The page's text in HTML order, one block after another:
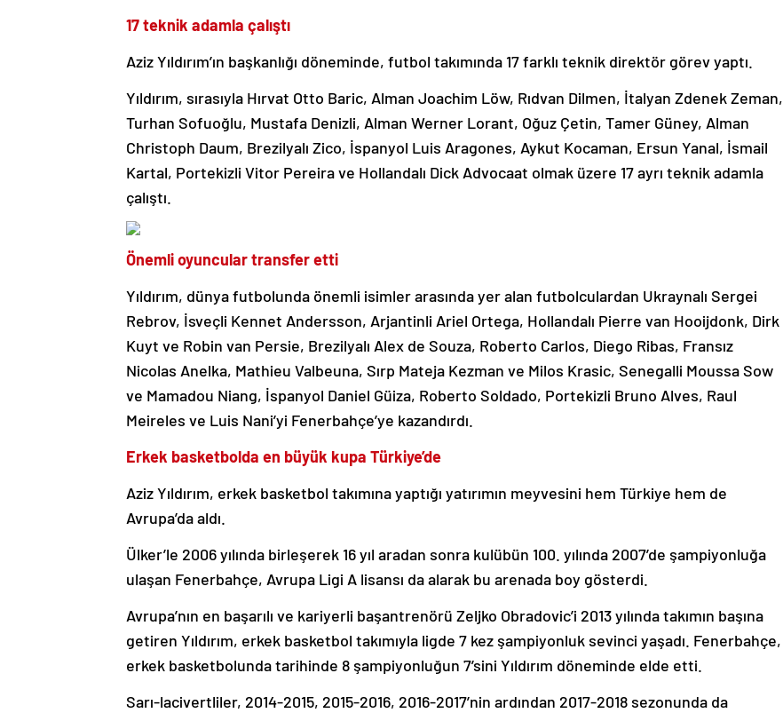
17 teknik adamla çalıştı
Aziz Yıldırım’ın başkanlığı döneminde, futbol takımında 17 farklı teknik direktör görev yaptı.
Yıldırım, sırasıyla Hırvat Otto Baric, Alman Joachim Löw, Rıdvan Dilmen, İtalyan Zdenek Zeman,
Turhan Sofuoğlu, Mustafa Denizli, Alman Werner Lorant, Oğuz Çetin, Tamer Güney, Alman
Christoph Daum, Brezilyalı Zico, İspanyol Luis Aragones, Aykut Kocaman, Ersun Yanal, İsmail
Kartal, Portekizli Vitor Pereira ve Hollandalı Dick Advocaat olmak üzere 17 ayrı teknik adamla
çalıştı.
Önemli oyuncular transfer etti
Yıldırım, dünya futbolunda önemli isimler arasında yer alan futbolculardan Ukraynalı Sergei
Rebrov, İsveçli Kennet Andersson, Arjantinli Ariel Ortega, Hollandalı Pierre van Hooijdonk, Dirk
Kuyt ve Robin van Persie, Brezilyalı Alex de Souza, Roberto Carlos, Diego Ribas, Fransız
Nicolas Anelka, Mathieu Valbeuna, Sırp Mateja Kezman ve Milos Krasic, Senegalli Moussa Sow
ve Mamadou Niang, İspanyol Daniel Güiza, Roberto Soldado, Portekizli Bruno Alves, Raul
Meireles ve Luis Nani’yi Fenerbahçe’ye kazandırdı.
Erkek basketbolda en büyük kupa Türkiye’de
Aziz Yıldırım, erkek basketbol takımına yaptığı yatırımın meyvesini hem Türkiye hem de
Avrupa’da aldı.
Ülker’le 2006 yılında birleşerek 16 yıl aradan sonra kulübün 100. yılında 2007’de şampiyonluğa
ulaşan Fenerbahçe, Avrupa Ligi A lisansı da alarak bu arenada boy gösterdi.
Avrupa’nın en başarılı ve kariyerli başantrenörü Zeljko Obradovic’i 2013 yılında takımın başına
getiren Yıldırım, erkek basketbol takımıyla ligde 7 kez şampiyonluk sevinci yaşadı. Fenerbahçe,
erkek basketbolunda tarihinde 8 şampiyonluğun 7’sini Yıldırım döneminde elde etti.
Sarı-lacivertliler, 2014-2015, 2015-2016, 2016-2017’nin ardından 2017-2018 sezonunda da